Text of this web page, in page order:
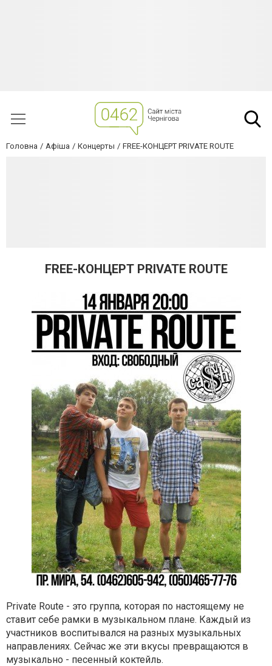
Головна Афіша Концерты FREE-КОНЦЕРТ PRIVATE ROUTE
FREE-КОНЦЕРТ PRIVATE ROUTE
Private Route - это группа, которая по настоящему не
ставит себе рамки в музыкальном плане. Каждый из
участников воспитывался на разных музыкальных
направлениях. Сейчас же эти вкусы превращаются в
музыкально - песенный коктейль.